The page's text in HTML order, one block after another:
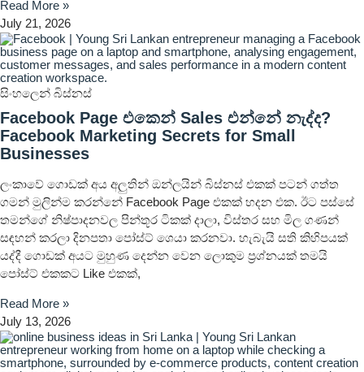
Read More »
July 21, 2026
සිංහලෙන් බිස්නස්
Facebook Page එකෙන් Sales එන්නේ නැද්ද?
Facebook Marketing Secrets for Small
Businesses
ලංකාවේ ගොඩක් අය අලුතින් ඔන්ලයින් බිස්නස් එකක් පටන් ගත්ත
ගමන් මුලින්ම කරන්නේ Facebook Page එකක් හදන එක. ඊට පස්සේ
තමන්ගේ නිෂ්පාදනවල පින්තූර ටිකක් දාලා, විස්තර සහ මිල ගණන්
සඳහන් කරලා දිනපතා පෝස්ට් ශෙයා කරනවා. හැබැයි සති කිහිපයක්
යද්දී ගොඩක් අයට මුහුණ දෙන්න වෙන ලොකුම ප්‍රශ්නයක් තමයි
පෝස්ට් එකකට Like එකක්,
Read More »
July 13, 2026